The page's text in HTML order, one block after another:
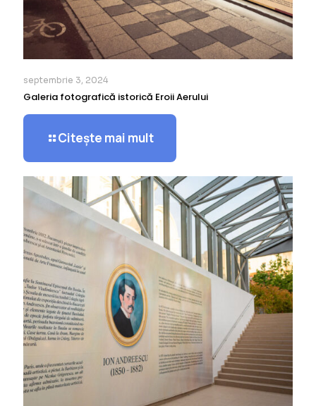
septembrie 3, 2024
Galeria fotografică istorică Eroii Aerului
Citește mai mult